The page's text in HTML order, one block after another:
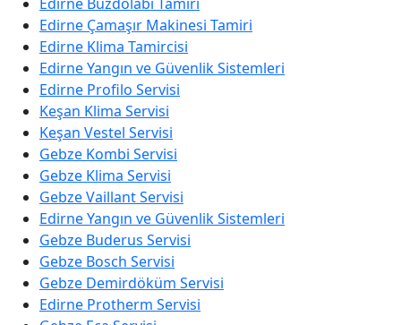
Edirne Çamaşır Makinesi Tamiri
Edirne Klima Tamircisi
Edirne Yangın ve Güvenlik Sistemleri
Edirne Profilo Servisi
Keşan Klima Servisi
Keşan Vestel Servisi
Gebze Kombi Servisi
Gebze Klima Servisi
Gebze Vaillant Servisi
Edirne Yangın ve Güvenlik Sistemleri
Gebze Buderus Servisi
Gebze Bosch Servisi
Gebze Demirdöküm Servisi
Edirne Protherm Servisi